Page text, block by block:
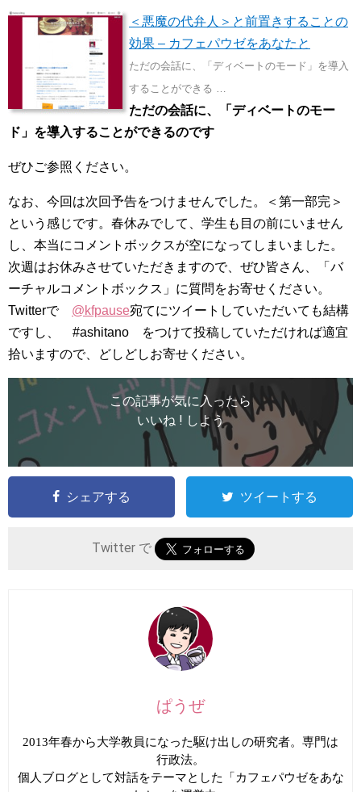
＜悪魔の代弁人＞と前置きすることの
効果 – カフェパウゼをあなたと
ただの会話に、「ディベートのモード」を導入
することができる …
ただの会話に、「ディベートのモー
ド」を導入することができるのです
ぜひご参照ください。
なお、今回は次回予告をつけませんでした。＜第一部完＞
という感じです。春休みでして、学生も目の前にいません
し、本当にコメントボックスが空になってしまいました。
次週はお休みさせていただきますので、ぜひ皆さん、「バ
ーチャルコメントボックス」に質問をお寄せください。
Twitterで @kfpause宛てにツイートしていただいても結構
ですし、 #ashitano をつけて投稿していただければ適宜
拾いますので、どしどしお寄せください。
この記事が気に入ったら
いいね ! しよう
シェアする ツイートする
Twitter で
ぱうぜ
2013年春から大学教員になった駆け出しの研究者。専門は
行政法。
個人ブログとして対話をテーマとした「カフェパウゼをあな